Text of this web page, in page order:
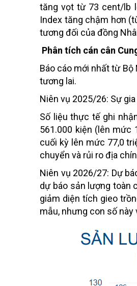
tăng vọt từ 73 cent/lb
Index tăng chậm hơn
tương đối của đồng
Phân tích cán cân
Báo cáo mới nhất từ Bộ
tương lai.
Niên vụ 2025/26: Sự
Số liệu thực tế ghi
561.000 kiện (lên mức
cuối kỳ lên mức 77,0
chuyển và rủi ro địa
Niên vụ 2026/27: Dự
dự báo sản lượng toàn
giảm diện tích gieo
mẫu, nhưng con số